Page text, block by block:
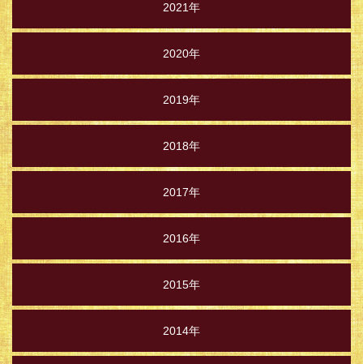
2021年
2020年
2019年
2018年
2017年
2016年
2015年
2014年